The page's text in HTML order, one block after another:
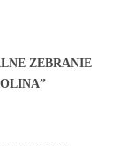
ZEBRANIE